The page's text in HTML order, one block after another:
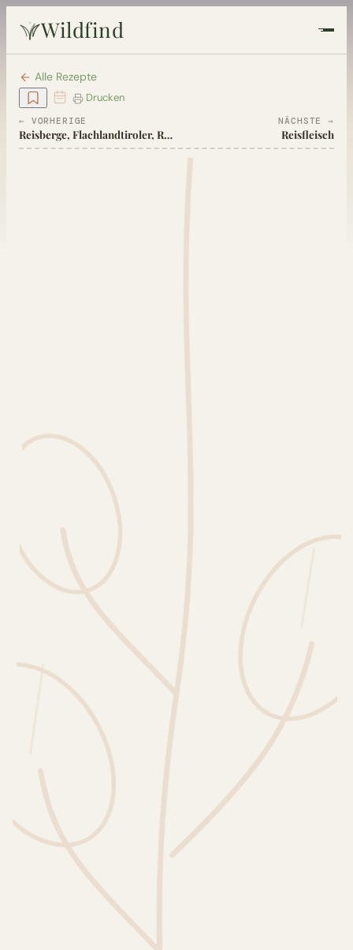
Wildfind
Startseite
Pflanzen
Blüten-Finder
Phänologie-Radar
Vogelstimmen
Gartenplaner
Düngeberater
Challenges
Wusstest du?
Sammlungen
Selber machen
Glossar
Alle Rezepte
Drucken
← VORHERIGE
Reisberge, Flachlandtiroler, Reisvulkane
NÄCHSTE →
Reisfleisch